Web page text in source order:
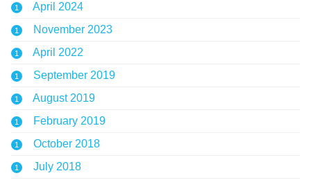
1 April 2024
1 November 2023
1 April 2022
1 September 2019
1 August 2019
1 February 2019
1 October 2018
1 July 2018